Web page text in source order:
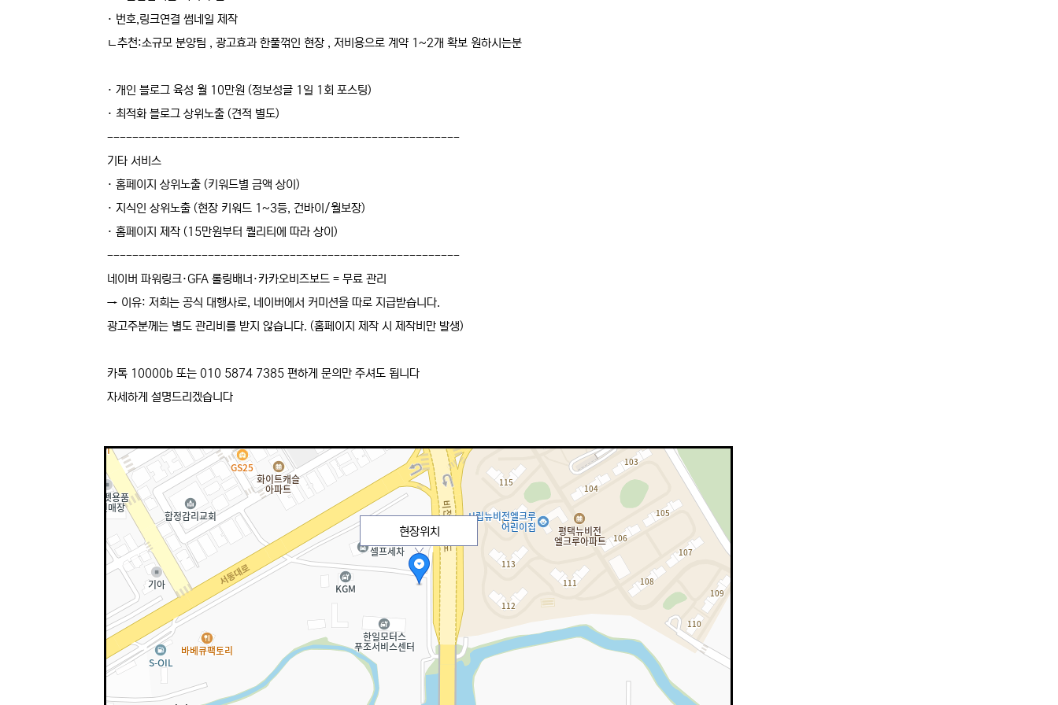
· 번호,링크연결 썸네일 제작
ㄴ추천:소규모 분양팀 , 광고효과 한풀꺾인 현장 , 저비용으로 계약 1~2개 확보 원하시는분
· 개인 블로그 육성 월 10만원 (정보성글 1일 1회 포스팅)
· 최적화 블로그 상위노출 (견적 별도)
--------------------------------------------------------
기타 서비스
· 홈페이지 상위노출 (키워드별 금액 상이)
· 지식인 상위노출 (현장 키워드 1~3등, 건바이/월보장)
· 홈페이지 제작 (15만원부터 퀄리티에 따라 상이)
--------------------------------------------------------
네이버 파워링크·GFA 롤링배너·카카오비즈보드 = 무료 관리
→ 이유: 저희는 공식 대행사로, 네이버에서 커미션을 따로 지급받습니다.
광고주분께는 별도 관리비를 받지 않습니다. (홈페이지 제작 시 제작비만 발생)
카톡 10000b 또는 010 5874 7385 편하게 문의만 주셔도 됩니다
자세하게 설명드리겠습니다
현장위치